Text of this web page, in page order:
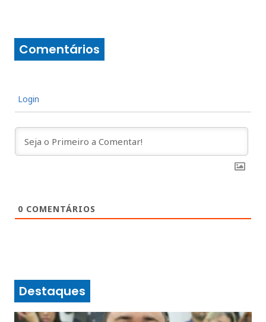
Comentários
Login
0 COMENTÁRIOS
Destaques